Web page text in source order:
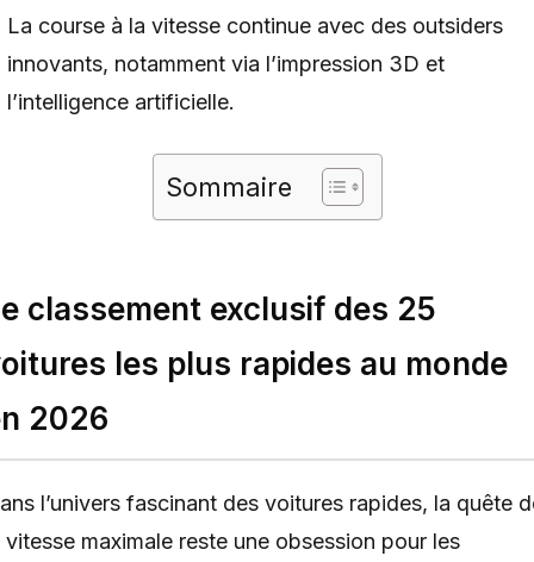
La course à la vitesse continue avec des outsiders
innovants, notamment via l’impression 3D et
l’intelligence artificielle.
Sommaire
classement exclusif des 25
les plus rapides au monde
2026
l’univers fascinant des voitures rapides, la quête
vitesse maximale reste une obsession pour les